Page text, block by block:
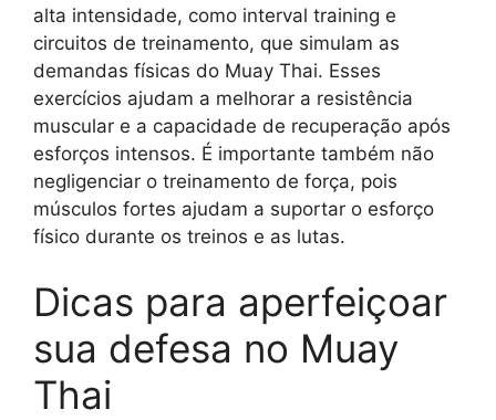
alta intensidade, como interval training e
circuitos de treinamento, que simulam as
demandas físicas do Muay Thai. Esses
exercícios ajudam a melhorar a resistência
muscular e a capacidade de recuperação após
esforços intensos. É importante também não
negligenciar o treinamento de força, pois
músculos fortes ajudam a suportar o esforço
físico durante os treinos e as lutas.
Dicas para aperfeiçoar
sua defesa no Muay
Thai